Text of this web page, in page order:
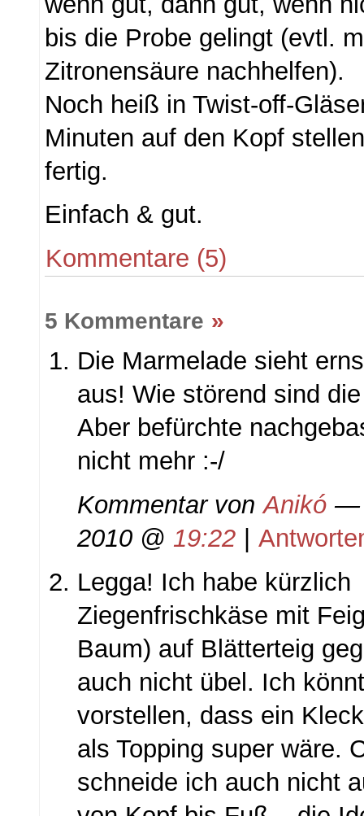
bis die Probe gelingt (evtl.
Zitronensäure nachhelfen).
Noch heiß in Twist-off-
Minuten auf den Kopf
fertig.
Einfach & gut.
Kommentare (5)
5 Kommentare »
Die Marmelade sieht
aus! Wie störend sind
Aber befürchte
nicht mehr :-/
Kommentar vonAnikó —
2010 @ 19:22
Legga! Ich habe kürzlich
Ziegenfrischkäse mit
Baum) auf Blätterteig
auch nicht übel. Ich
vorstellen, dass ein
als Topping super wäre.
schneide ich auch nicht